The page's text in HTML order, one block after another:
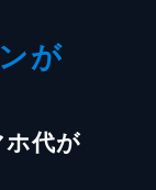
が
代が